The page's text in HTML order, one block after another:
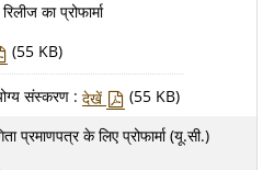
का प्रोफार्मा
(55 KB)
संस्करण : देखें
(55 KB)
प्रमाणपत्र के लिए प्रोफार्मा (यू.सी.)